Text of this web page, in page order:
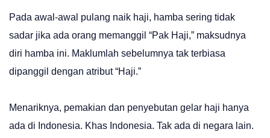
Pada awal-awal pulang naik haji, hamba sering tidak
sadar jika ada orang memanggil “Pak Haji,” maksudnya
diri hamba ini. Maklumlah sebelumnya tak terbiasa
dipanggil dengan atribut “Haji.”
Menariknya, pemakian dan penyebutan gelar haji hanya
ada di Indonesia. Khas Indonesia. Tak ada di negara lain.